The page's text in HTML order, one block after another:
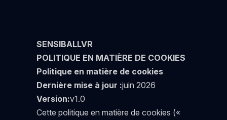
SENSIBALLVR
POLITIQUE EN MATIÈRE DE COOKIES
Politique en matière de cookies
Dernière mise à jour :juin 2026
Version:v1.0
Cette politique en matière de cookies («